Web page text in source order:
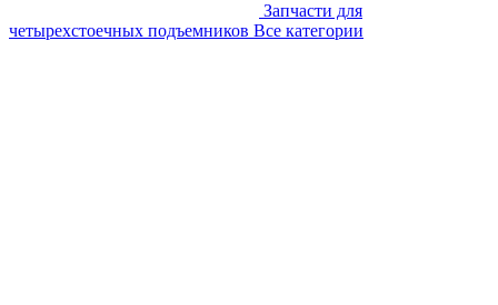
Запчасти для
четырехстоечных подъемников Все категории